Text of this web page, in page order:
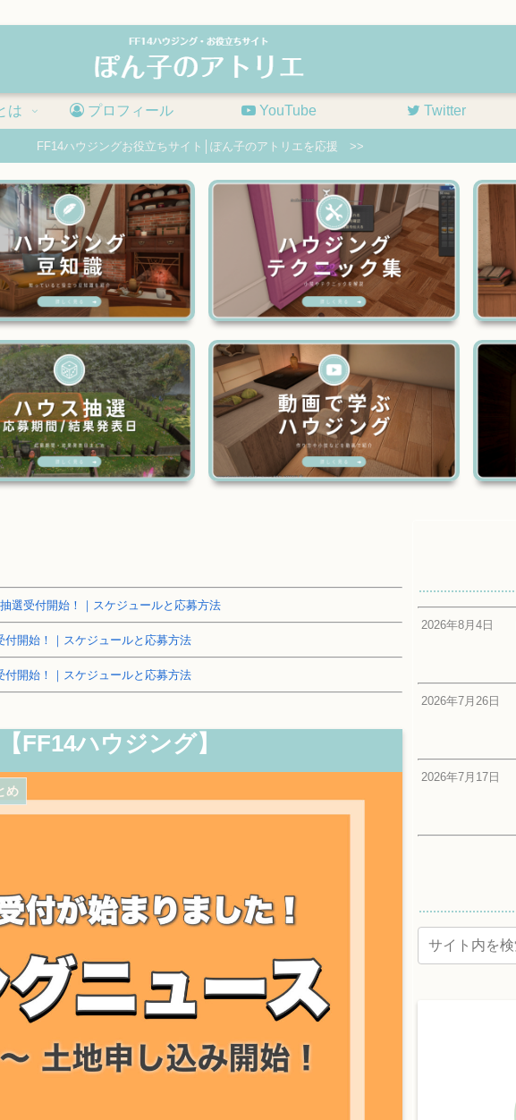
は プロフィール YouTube Twitter
FF14ハウジングお役立ちサイト│ぽん子のアトリエを応援 >>
選受付開始！｜スケジュールと応募方法
付開始！｜スケジュールと応募方法
付開始！｜スケジュールと応募方法
FF14ハウジング】
め
2026年8月4日
2026年7月26日
2026年7月17日